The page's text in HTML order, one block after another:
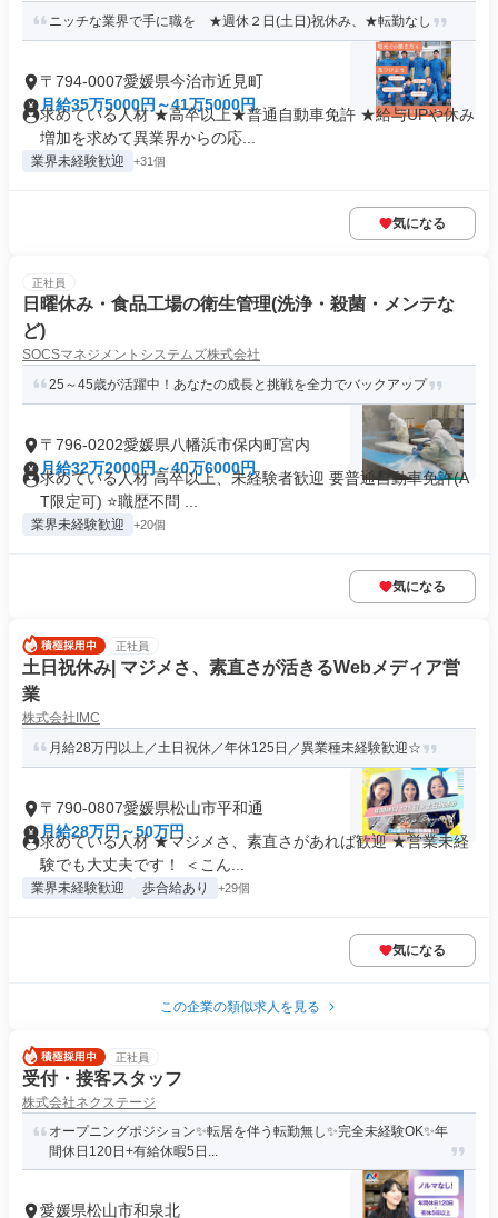
ニッチな業界で手に職を ★週休２日(土日)祝休み、★転勤なし
〒794-0007愛媛県今治市近見町
月給35万5000円～41万5000円
求めている人材 ★高卒以上★普通自動車免許 ★給与UPや休み
増加を求めて異業界からの応...
業界未経験歓迎 +31個
気になる
正社員
日曜休み・食品工場の衛生管理(洗浄・殺菌・メンテな
ど)
SOCSマネジメントシステムズ株式会社
25～45歳が活躍中！あなたの成長と挑戦を全力でバックアップ
〒796-0202愛媛県八幡浜市保内町宮内
月給32万2000円～40万6000円
求めている人材 高卒以上、未経験者歓迎 要普通自動車免許(A
T限定可) ⭐職歴不問 ...
業界未経験歓迎 +20個
気になる
正社員
土日祝休み| マジメさ、素直さが活きるWebメディア営
業
株式会社IMC
月給28万円以上／土日祝休／年休125日／異業種未経験歓迎☆
〒790-0807愛媛県松山市平和通
月給28万円～50万円
求めている人材 ★マジメさ、素直さがあれば歓迎 ★営業未経
験でも大丈夫です！ ＜こん...
業界未経験歓迎 歩合給あり +29個
気になる
この企業の類似求人を見る
正社員
受付・接客スタッフ
株式会社ネクステージ
オープニングポジション✨転居を伴う転勤無し✨完全未経験OK✨年
間休日120日+有給休暇5日...
愛媛県松山市和泉北